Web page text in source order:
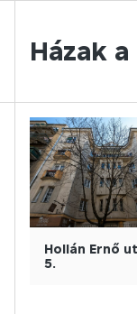
Házak
Hollán Ernő
5.